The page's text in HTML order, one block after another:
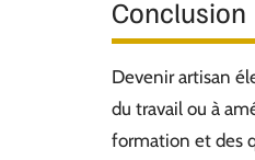
Conclusion
Devenir artisan
du travail ou à
formation et des